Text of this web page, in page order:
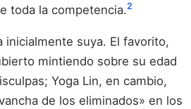
toda la competencia.2
inicialmente suya. El favorito,
mintiendo sobre su edad
Yoga Lin, en cambio,
de los eliminados» en los